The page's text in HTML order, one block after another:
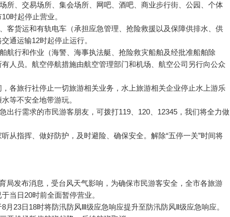
、交易场所、集会场所、网吧、酒吧、商业步行街、公园、个体
时起停止营业。
货运和有轨电车（承担应急管理、抢险救援以及保障供排水、供
通运输12时起停止运行。
行和作业（海警、海事执法艇、抢险救灾船舶及经批准船舶除
人员。航空停航措施由航空管理部门和机场、航空公司另行向公众
旅行社停止一切旅游相关业务，水上旅游相关企业停止水上游乐
等不安全地带游玩。
行需求的市民游客朋友，可拨打119、120、12345，我们将全力做
指挥、做好防护，及时避险、确保安全。解除“五停一关”时间将
发布消息，受台风天气影响，为确保市民游客安全，全市各旅游
当日20时前全面暂停营业。
23日18时将防汛防风Ⅲ级应急响应提升至防汛防风Ⅱ级应急响应。